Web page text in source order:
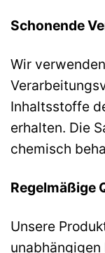
Schonende
Wir
Inhaltsstoffe
erhalten. Die
chemisch
Regelmäßige
Unsere